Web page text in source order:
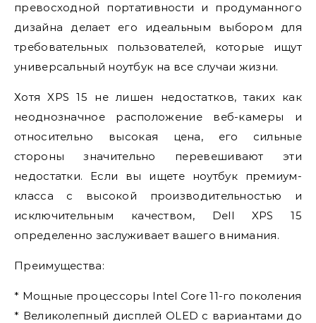
превосходной портативности и продуманного
дизайна делает его идеальным выбором для
требовательных пользователей, которые ищут
универсальный ноутбук на все случаи жизни.
Хотя XPS 15 не лишен недостатков, таких как
неоднозначное расположение веб-камеры и
относительно высокая цена, его сильные
стороны значительно перевешивают эти
недостатки. Если вы ищете ноутбук премиум-
класса с высокой производительностью и
исключительным качеством, Dell XPS 15
определенно заслуживает вашего внимания.
Преимущества:
* Мощные процессоры Intel Core 11-го поколения
* Великолепный дисплей OLED с вариантами до